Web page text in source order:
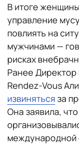
В итоге
управление
повлиять на
мужчинами —
рисках
Ранее Директор
Rendez-Vous
извиняться за
Она заявила,
международной